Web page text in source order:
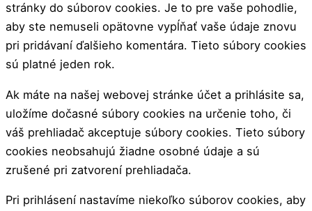
stránky do súborov cookies. Je to pre vaše pohodlie,
aby ste nemuseli opätovne vypĺňať vaše údaje znovu
pri pridávaní ďalšieho komentára. Tieto súbory cookies
sú platné jeden rok.
Ak máte na našej webovej stránke účet a prihlásite sa,
uložíme dočasné súbory cookies na určenie toho, či
váš prehliadač akceptuje súbory cookies. Tieto súbory
cookies neobsahujú žiadne osobné údaje a sú
zrušené pri zatvorení prehliadača.
Pri prihlásení nastavíme niekoľko súborov cookies, aby